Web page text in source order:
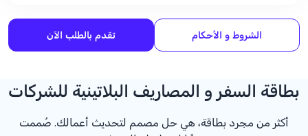
الشروط و الأحكام تقدم بالطلب الآن
بطاقة السفر و المصاريف البلاتينية للشركات
أكثر من مجرد بطاقة، هي حل مصمم لتحديث أعمالك. صُممت